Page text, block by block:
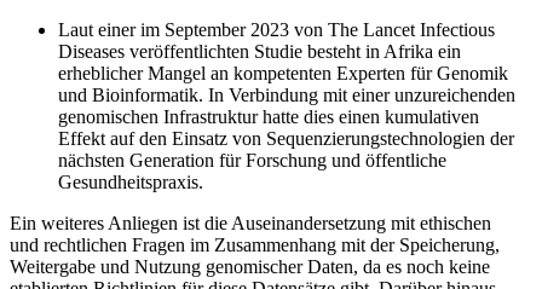
Laut einer im September 2023 von The Lancet Infectious
Diseases veröffentlichten Studie besteht in Afrika ein
erheblicher Mangel an kompetenten Experten für Genomik
und Bioinformatik. In Verbindung mit einer unzureichenden
genomischen Infrastruktur hatte dies einen kumulativen
Effekt auf den Einsatz von Sequenzierungstechnologien der
nächsten Generation für Forschung und öffentliche
Gesundheitspraxis.
Ein weiteres Anliegen ist die Auseinandersetzung mit ethischen
und rechtlichen Fragen im Zusammenhang mit der Speicherung,
Weitergabe und Nutzung genomischer Daten, da es noch keine